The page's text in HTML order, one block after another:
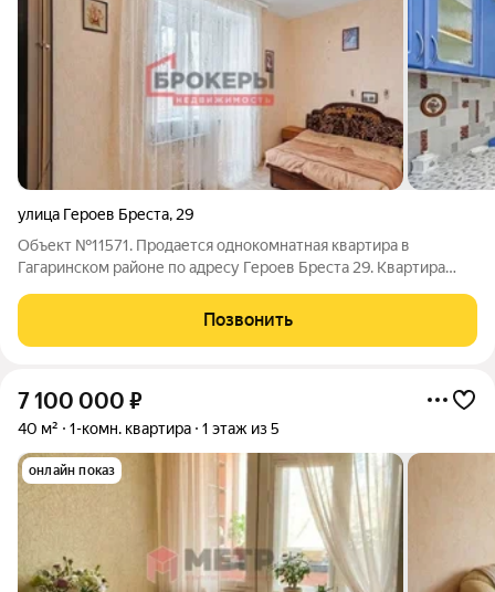
улица Героев Бреста, 29
Объект №11571. Продается однокомнатная квартира в
Гагаринском районе по адресу Героев Бреста 29. Квартира
выходит окнами во двор. Про квартиру:- Этаж/этажность 8/9-
Площадь 37.8 м2- Комнат 1-
Позвонить
7 100 000 ₽
40 м² 1-комн. квартира 1 этаж из 5
онлайн показ